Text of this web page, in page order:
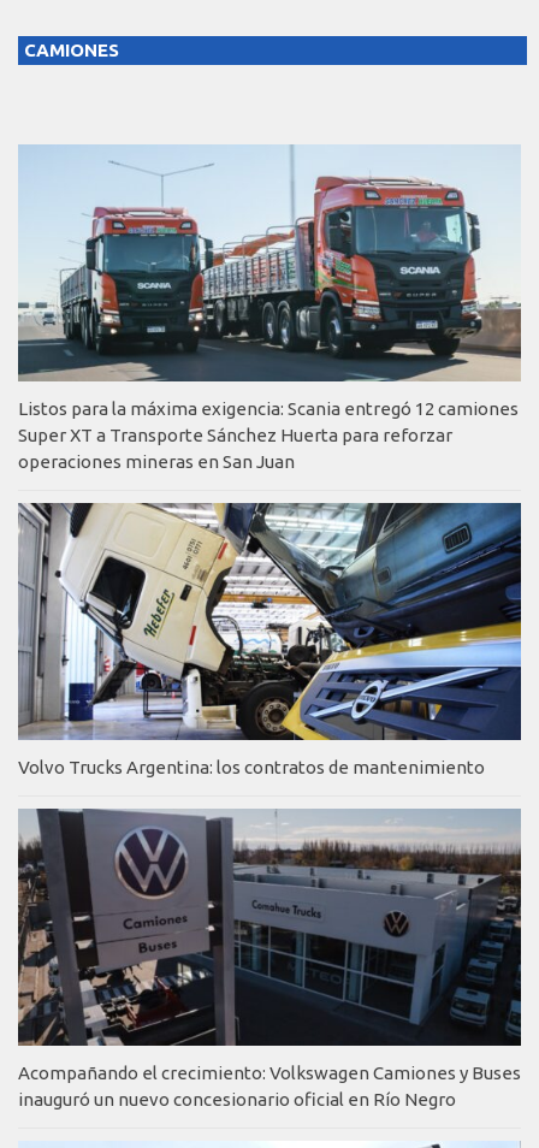
CAMIONES
Listos para la máxima exigencia: Scania entregó 12 camiones
Super XT a Transporte Sánchez Huerta para reforzar
operaciones mineras en San Juan
Volvo Trucks Argentina: los contratos de mantenimiento
Acompañando el crecimiento: Volkswagen Camiones y Buses
inauguró un nuevo concesionario oficial en Río Negro